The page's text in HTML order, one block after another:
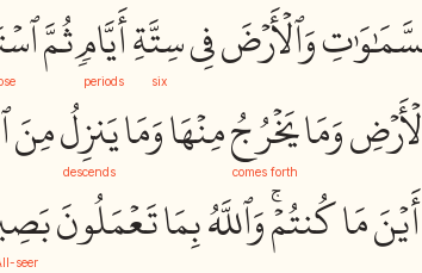
وَٱلۡأَرۡضَفِيسِتَّةِ
six
أَيَّامٖ
periods
ثُمَّ
وَمَايَخۡرُجُ
comes forth
مِنۡهَاوَمَايَنزِلُ
descends
مِنَ
أَيۡنَمَاكُنتُمۡۚوَٱللَّهُبِمَاتَعۡمَلُونَ
seer